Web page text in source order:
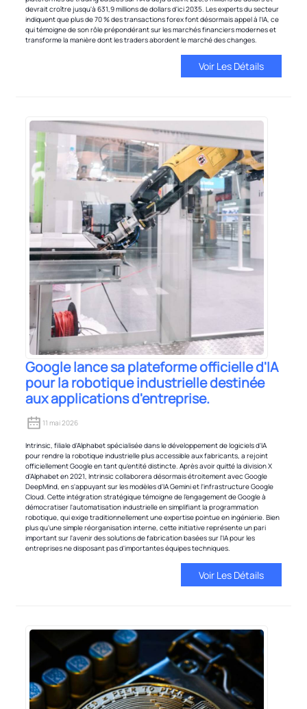
devrait croître jusqu'à 631,9 millions de dollars d'ici 2035. Les experts du secteur
indiquent que plus de 70 % des transactions forex font désormais appel à l'IA, ce
qui témoigne de son rôle prépondérant sur les marchés financiers modernes et
transforme la manière dont les traders abordent le marché des changes.
Voir Les Détails
Google lance sa plateforme officielle d'IA
pour la robotique industrielle destinée
aux applications d'entreprise.
11 mai 2026
Intrinsic, filiale d'Alphabet spécialisée dans le développement de logiciels d'IA
pour rendre la robotique industrielle plus accessible aux fabricants, a rejoint
officiellement Google en tant qu'entité distincte. Après avoir quitté la division X
d'Alphabet en 2021, Intrinsic collaborera désormais étroitement avec Google
DeepMind, en s'appuyant sur les modèles d'IA Gemini et l'infrastructure Google
Cloud. Cette intégration stratégique témoigne de l'engagement de Google à
démocratiser l'automatisation industrielle en simplifiant la programmation
robotique, qui exige traditionnellement une expertise pointue en ingénierie. Bien
plus qu'une simple réorganisation interne, cette initiative représente un pari
important sur l'avenir des solutions de fabrication basées sur l'IA pour les
entreprises ne disposant pas d'importantes équipes techniques.
Voir Les Détails